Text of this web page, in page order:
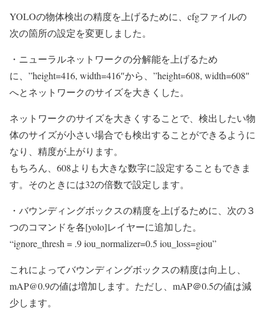
YOLOの物体検出の精度を上げるために、cfgファイルの
次の箇所の設定を変更しました。
・ニューラルネットワークの分解能を上げるため
に、”height=416, width=416″から、”height=608, width=608″
へとネットワークのサイズを大きくした。
ネットワークのサイズを大きくすることで、検出したい物
体のサイズが小さい場合でも検出することができるように
なり、精度が上がります。
もちろん、608よりも大きな数字に設定することもできま
す。そのときには32の倍数で設定します。
・バウンディングボックスの精度を上げるために、次の３
つのコマンドを各[yolo]レイヤーに追加した。
“ignore_thresh = .9 iou_normalizer=0.5 iou_loss=giou”
これによってバウンディングボックスの精度は向上し、
mAP@0.9の値は増加します。ただし、mAP＠0.5の値は減
少します。